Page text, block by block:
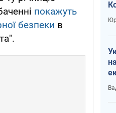
покажуть
безпеки в